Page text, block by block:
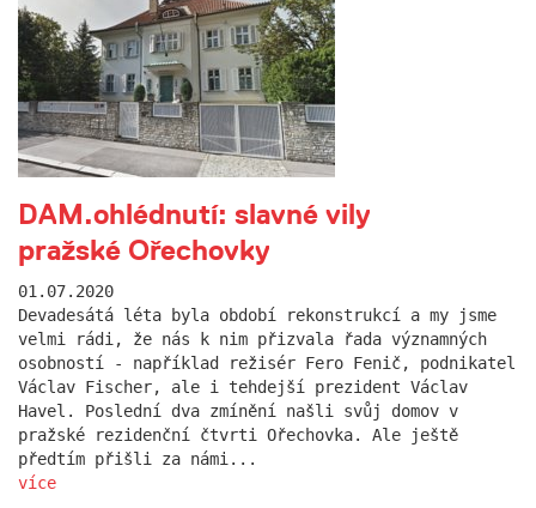
DAM.ohlédnutí: slavné vily
pražské Ořechovky
01.07.2020
Devadesátá léta byla období rekonstrukcí a my jsme
velmi rádi, že nás k nim přizvala řada významných
osobností - například režisér Fero Fenič, podnikatel
Václav Fischer, ale i tehdejší prezident Václav
Havel. Poslední dva zmínění našli svůj domov v
pražské rezidenční čtvrti Ořechovka. Ale ještě
předtím přišli za námi...
více